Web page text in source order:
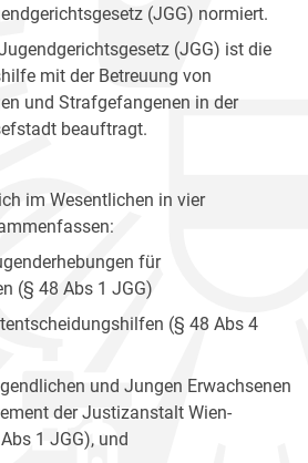
(JGG) normiert.
(JGG) ist die
mit der Betreuung von
und Strafgefangenen in der
beauftragt.
im Wesentlichen in vier
für
(§ 48 Abs 1 JGG)
(§ 48 Abs 4
und Jungen Erwachsenen
der Justizanstalt Wien-
1 JGG), und